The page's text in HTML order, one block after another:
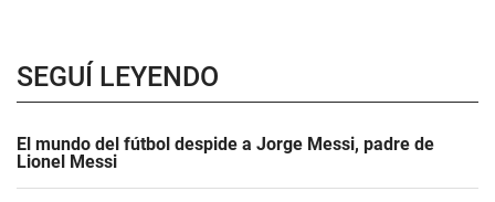
SEGUÍ LEYENDO
El mundo del fútbol despide a Jorge Messi, padre de
Lionel Messi